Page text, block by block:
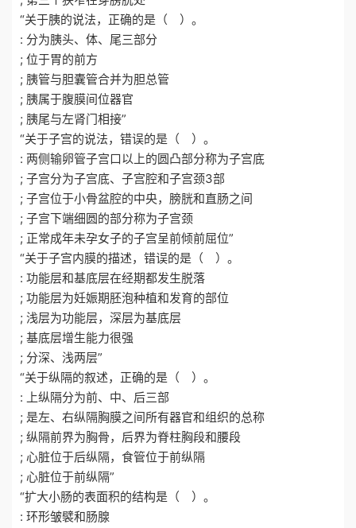
“关于胰的说法，正确的是（ ）。
: 分为胰头、体、尾三部分
; 位于胃的前方
; 胰管与胆囊管合并为胆总管
; 胰属于腹膜间位器官
; 胰尾与左肾门相接”
“关于子宫的说法，错误的是（ ）。
: 两侧输卵管子宫口以上的圆凸部分称为子宫底
; 子宫分为子宫底、子宫腔和子宫颈3部
; 子宫位于小骨盆腔的中央，膀胱和直肠之间
; 子宫下端细圆的部分称为子宫颈
; 正常成年未孕女子的子宫呈前倾前屈位”
“关于子宫内膜的描述，错误的是（ ）。
: 功能层和基底层在经期都发生脱落
; 功能层为妊娠期胚泡种植和发育的部位
; 浅层为功能层，深层为基底层
; 基底层增生能力很强
; 分深、浅两层”
“关于纵隔的叙述，正确的是（ ）。
: 上纵隔分为前、中、后三部
; 是左、右纵隔胸膜之间所有器官和组织的总称
; 纵隔前界为胸骨，后界为脊柱胸段和腰段
; 心脏位于后纵隔，食管位于前纵隔
; 心脏位于前纵隔”
“扩大小肠的表面积的结构是（ ）。
: 环形皱襞和肠腺